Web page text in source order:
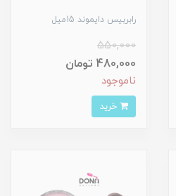
رابربيس دايموند 15ميل
550,000
480,000 تومان
ناموجود